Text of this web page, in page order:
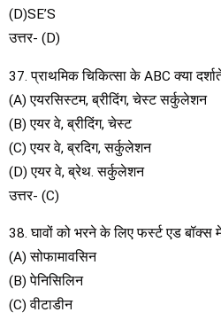
(D)SE’S
उत्तर- (D)
37. प्राथमिक चिकित्सा के ABC क्या
(A) एयरसिस्टम, ब्रीदिंग, चेस्ट सर्कुलेशन
(B) एयर वे, ब्रीदिंग, चेस्ट
(C) एयर वे, ब्रदिग, सर्कुलेशन
(D) एयर वे, ब्रेथ. सर्कुलेशन
उत्तर- (C)
38. घावों को भरने के लिए फर्स्ट एड बॉक्स
(A) सोफामावसिन
(B) पेनिसिलिन
(C) वीटाडीन